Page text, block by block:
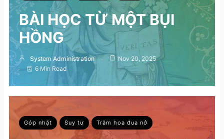
BÀI HỌC TỪ MỘT BỤI
HỒNG
System Administration
Nov 20, 2025
6 Min Read
Góp nhặt Suy tư Trăm hoa đua nở